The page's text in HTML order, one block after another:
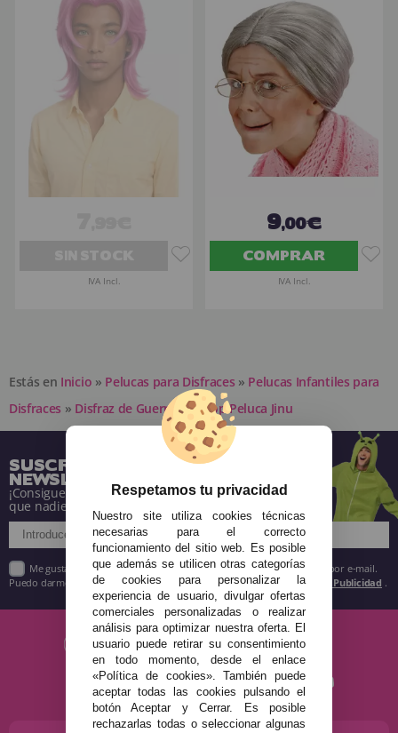
IVA Incl.
9,00€
COMPRAR
IVA Incl.
Estás en Inicio » Pelucas para Disfraces » Pelucas Infantiles para
Disfraces » Disfraz de Guerrera K-Pop Peluca Jinu
SUSCRÍBETE A NUESTRA
NEWSLETTER
¡Consigue descuentos y entérate de todo antes
que nadie!
Me gustaría recibir descuentos exclusivos, novedades y tendencias por e-mail.
Puedo darme de baja cuando quiera según lo recogido en la Política de Publicidad .
Respetamos tu privacidad
Nuestro site utiliza cookies técnicas
necesarias para el correcto
funcionamiento del sitio web. Es posible
que además se utilicen otras categorías
de cookies para personalizar la
experiencia de usuario, divulgar ofertas
comerciales personalizadas o realizar
análisis para optimizar nuestra oferta. El
usuario puede retirar su consentimiento
en todo momento, desde el enlace
«Política de cookies». También puede
aceptar todas las cookies pulsando el
botón Aceptar y Cerrar. Es posible
rechazarlas todas o seleccionar algunas